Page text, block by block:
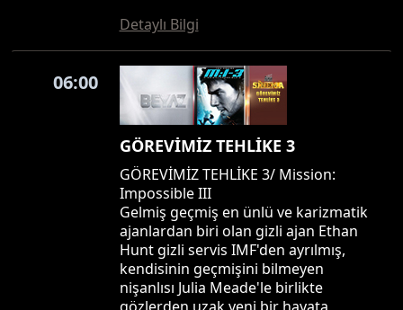
Detaylı Bilgi
06:00
GÖREVİMİZ TEHLİKE 3
GÖREVİMİZ TEHLİKE 3/ Mission:
Impossible III
Gelmiş geçmiş en ünlü ve karizmatik
ajanlardan biri olan gizli ajan Ethan
Hunt gizli servis IMF'den ayrılmış,
kendisinin geçmişini bilmeyen
nişanlısı Julia Meade'le birlikte